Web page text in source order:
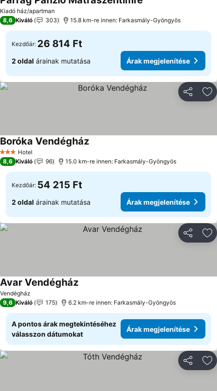
Kiadó ház/apartman
8,6 Kiváló 303 15.8 km-re innen: Farkasmály-Gyöngyös
Kezdőár: 26 814 Ft
2 oldal árainak mutatása Árak megjelenítése
3 Kategória
Hotel
Boróka Vendégház
8,6 Kiváló 96 15.0 km-re innen: Farkasmály-Gyöngyös
Kezdőár: 54 215 Ft
2 oldal árainak mutatása Árak megjelenítése
Vendégház
Avar Vendégház
9,6 Kiváló 175 6.2 km-re innen: Farkasmály-Gyöngyös
A pontos árak megtekintéséhez
válasszon dátumokat
Árak megjelenítése